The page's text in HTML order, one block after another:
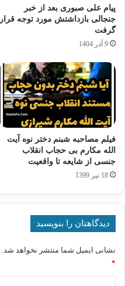
پیام علی صبوری بعد از خبر
جنجالی بازداشتش مورد توجه قرار
گرفت
9 آذر 1404
فیلم مصاحبه شبنم دختر نوه آیت
الله مکارم بی حجاب انقلاب
جنسی از شایعه تا واقعیت
18 تیر 1399
دیدگاهتان را بنویسید
نشانی ایمیل شما منتشر نخواهد شد.
*